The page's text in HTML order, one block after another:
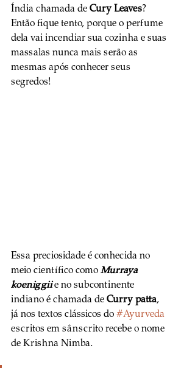
Índia chamada de Cury Leaves?
Então fique tento, porque o perfume
dela vai incendiar sua cozinha e suas
massalas nunca mais serão as
mesmas após conhecer seus
segredos!
Essa preciosidade é conhecida no
meio científico como Murraya
koeniggii e no subcontinente
indiano é chamada de Curry patta,
já nos textos clássicos do #Ayurveda
escritos em sânscrito recebe o nome
de Krishna Nimba.